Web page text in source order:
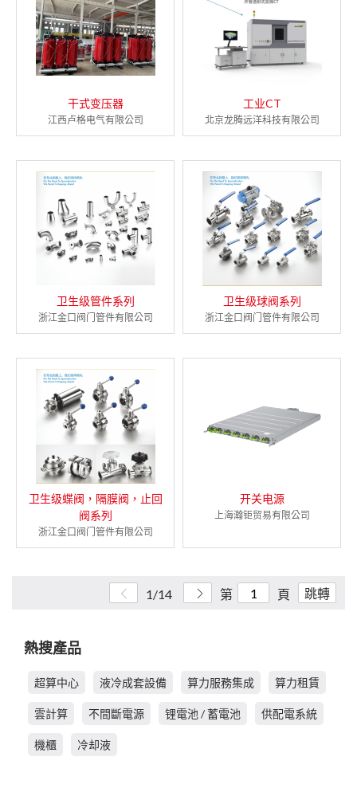
干式变压器
江西卢格电气有限公司
工业CT
北京龙腾远洋科技有限公司
卫生级管件系列
浙江金口阀门管件有限公司
卫生级球阀系列
浙江金口阀门管件有限公司
卫生级蝶阀，隔膜阀，止回
阀系列
浙江金口阀门管件有限公司
开关电源
上海瀚钜贸易有限公司
1/14 第 頁 跳轉
熱搜產品
超算中心 液冷成套設備 算力服務集成 算力租賃
雲計算 不間斷電源 锂電池 / 蓄電池 供配電系統
機櫃 冷却液